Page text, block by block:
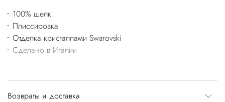
100% шелк
Плиссировка
Отделка кристаллами Swarovski
Сделано в Италии
Возвраты и доставка